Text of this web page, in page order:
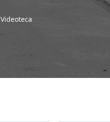
Videoteca